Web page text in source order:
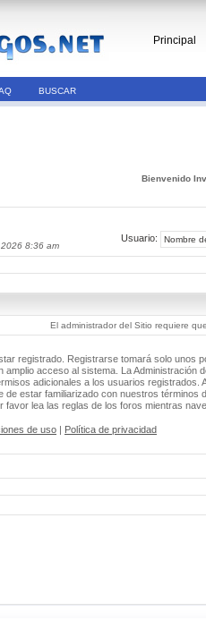
Principal
BUSCAR
Bienvenido
8:36 am
Usuario:
El administrador del Sitio requiere
registrado. Registrarse tomará solo unos
amplio acceso al sistema. La Administración
adicionales a los usuarios registrados.
de estar familiarizado con nuestros términos
favor lea las reglas de los foros mientras
de uso | Política de privacidad